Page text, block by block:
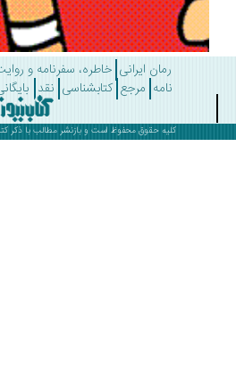
رمان ایرانی خاطره، سفرنامه و روایت
مرجع کتابشناسی نقد بایگانی
کلیه حقوق محفوظ است و بازنشر مطالب با ذکرکتاب نیوزو